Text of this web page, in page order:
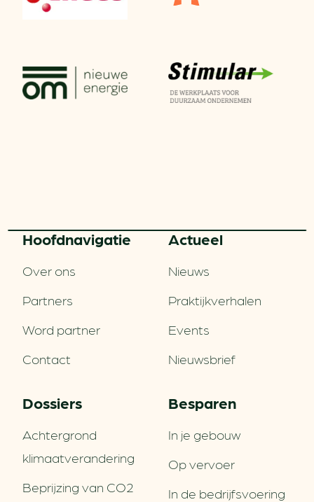
Hoofd­navigatie
Over ons
Partners
Word partner
Contact
Actueel
Nieuws
Praktijkverhalen
Events
Nieuwsbrief
Dossiers
Achtergrond
klimaatverandering
Beprijzing van CO2
Besparen
In je gebouw
Op vervoer
In de bedrijfsvoering